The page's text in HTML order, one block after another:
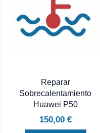
Reparar
Sobrecalentamiento
Huawei P50
150,00 €